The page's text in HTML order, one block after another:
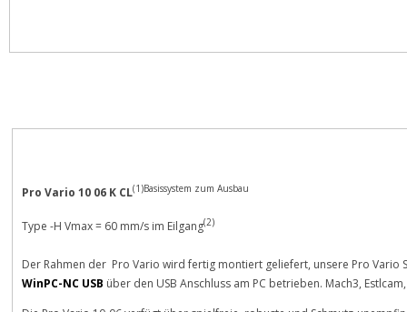
Pro Vario 10 06 K CL(1)Basissystem zum Ausbau
Type -H Vmax = 60 mm/s im Eilgang(2)
Der Rahmen der Pro Vario wird fertig montiert geliefert, unsere Pro Vario
WinPC-NC USB über den USB Anschluss am PC betrieben. Mach3,